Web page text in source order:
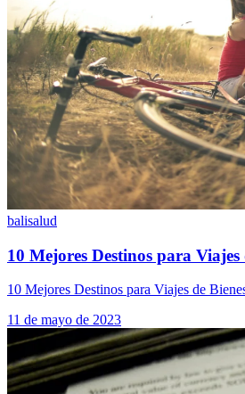
balisalud
10 Mejores Destinos para Viajes
10 Mejores Destinos para Viajes de
11 de mayo de 2023